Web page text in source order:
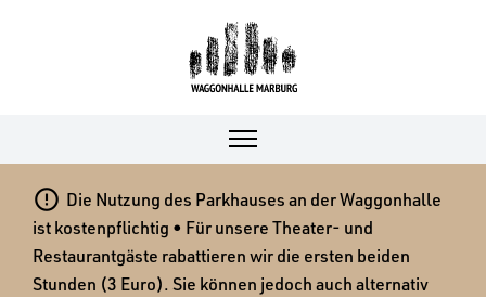
 Die Nutzung des Parkhauses an der Waggonhalle
ist kostenpflichtig • Für unsere Theater- und
Restaurantgäste rabattieren wir die ersten beiden
Stunden (3 Euro). Sie können jedoch auch alternativ